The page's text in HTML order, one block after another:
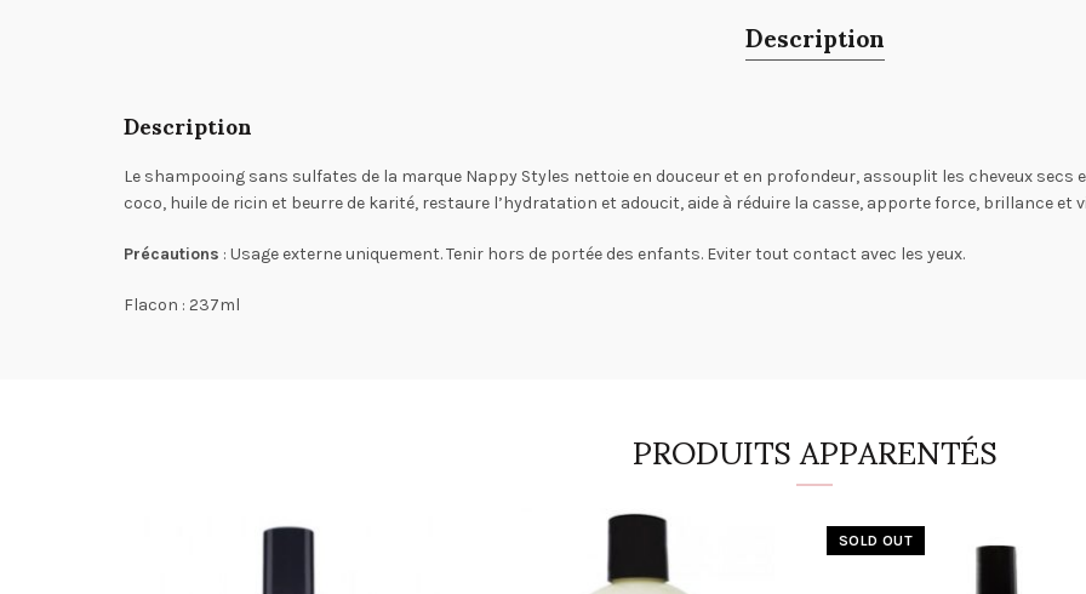
Description
Description
Le shampooing sans sulfates de la marque Nappy Styles nettoie en douceur et en profondeur, assouplit les cheveux secs
coco, huile de ricin et beurre de karité, restaure l’hydratation et adoucit, aide à réduire la casse, apporte force, brillance et
Précautions : Usage externe uniquement. Tenir hors de portée des enfants. Eviter tout contact avec les yeux.
Flacon : 237ml
PRODUITS APPARENTÉS
SOLD OUT